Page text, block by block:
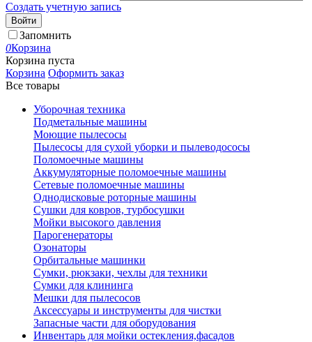
Создать учетную запись
Войти
Запомнить
0Корзина
Корзина пуста
Корзина Оформить заказ
Все товары
Уборочная техника
Подметальные машины
Моющие пылесосы
Пылесосы для сухой уборки и пылеводососы
Поломоечные машины
Аккумуляторные поломоечные машины
Сетевые поломоечные машины
Однодисковые роторные машины
Сушки для ковров, турбосушки
Мойки высокого давления
Парогенераторы
Озонаторы
Орбитальные машинки
Сумки, рюкзаки, чехлы для техники
Сумки для клининга
Мешки для пылесосов
Аксессуары и инструменты для чистки
Запасные части для оборудования
Инвентарь для мойки остекления,фасадов